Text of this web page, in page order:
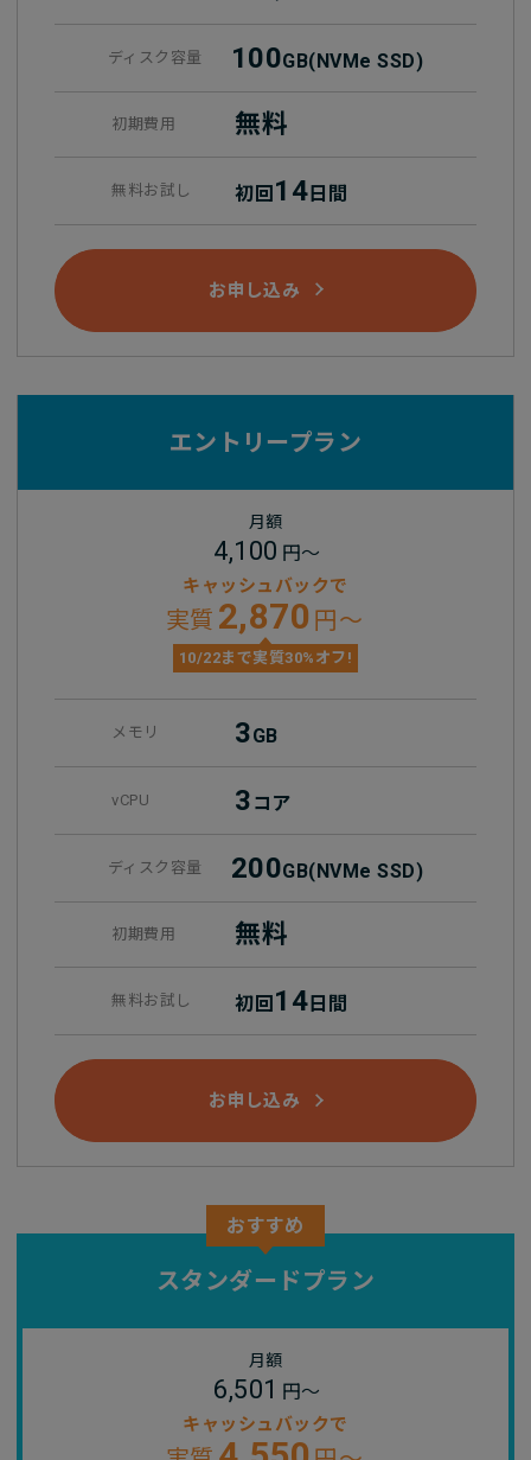
ディスク容量 100GB(NVMe SSD)
初期費用 無料
無料お試し 初回 14 日間
お申し込み
エントリープラン
月額
4,100 円～
キャッシュバックで
実質 2,870 円～
10/22まで実質30%オフ!
メモリ 3GB
vCPU 3 コア
ディスク容量 200GB(NVMe SSD)
初期費用 無料
無料お試し 初回 14 日間
お申し込み
スタンダードプラン
おすすめ
月額
6,501 円～
キャッシュバックで